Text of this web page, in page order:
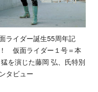
ライダー誕生55周年記
仮面ライダー１号＝本
を演じた藤岡 弘、氏特別
タビュー